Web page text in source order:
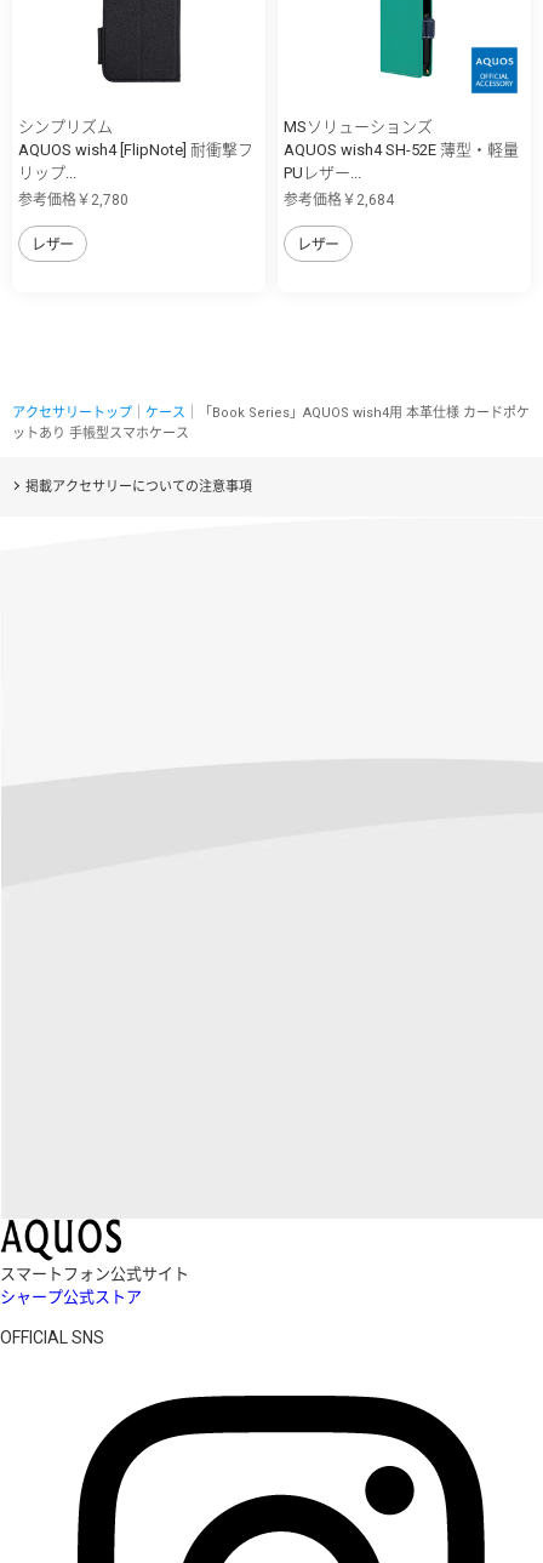
シンプリズム
AQUOS wish4 [FlipNote] 耐衝撃フ
リップ...
参考価格￥2,780
レザー
MSソリューションズ
AQUOS wish4 SH-52E 薄型・軽量
PUレザー...
参考価格￥2,684
レザー
アクセサリートップ ケース ｜「Book Series」AQUOS wish4用 本革仕様 カードポケ
ットあり 手帳型スマホケース
掲載アクセサリーについての注意事項
スマートフォン公式サイト
シャープ公式ストア
OFFICIAL SNS